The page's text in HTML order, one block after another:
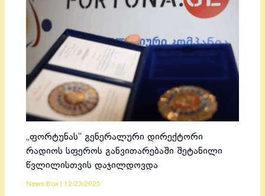
„ფორტუნას“ გენერალური დირექტორი
რადიოს სფეროს განვითარებაში შეტანილი
წვლილისთვის დაჯილდოვდა
News Box |12/23/2025